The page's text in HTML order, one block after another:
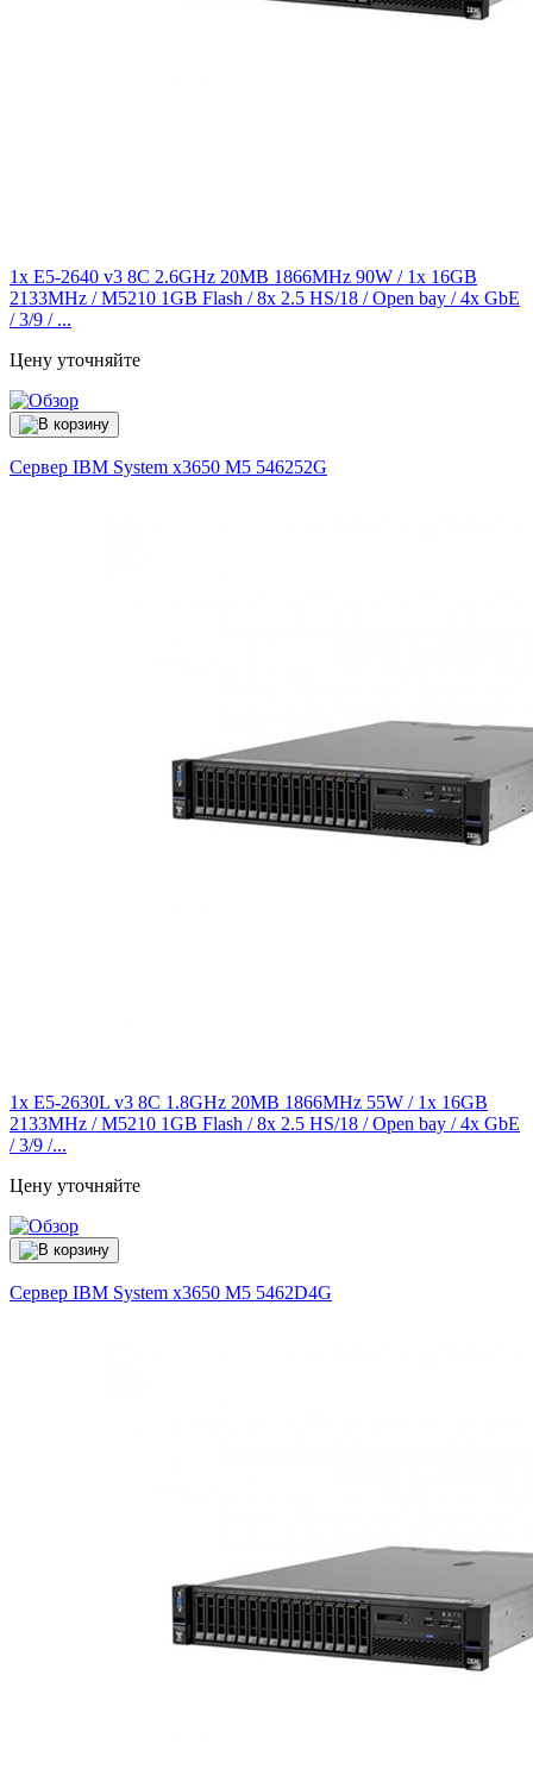
1x E5-2640 v3 8C 2.6GHz 20MB 1866MHz 90W / 1x 16GB
2133MHz / M5210 1GB Flash / 8x 2.5 HS/18 / Open bay / 4x GbE
/ 3/9 / ...
Цену уточняйте
Сервер IBM System x3650 M5 546252G
1x E5-2630L v3 8C 1.8GHz 20MB 1866MHz 55W / 1x 16GB
2133MHz / M5210 1GB Flash / 8x 2.5 HS/18 / Open bay / 4x GbE
/ 3/9 /...
Цену уточняйте
Сервер IBM System x3650 M5 5462D4G